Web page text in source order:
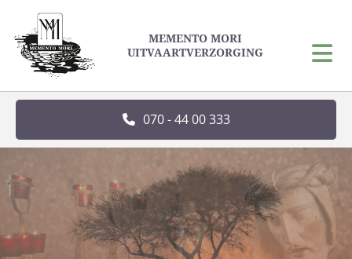
MEMENTO MORI
UITVAARTVERZORGING
070 - 44 00 333